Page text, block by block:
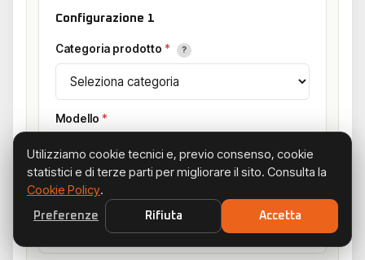
Configurazione 1
Categoria prodotto * ?
Modello *
Q.tà*
Utilizziamo cookie tecnici e, previo consenso, cookie
statistici e di terze parti per migliorare il sito. Consulta la
Cookie Policy.
Preferenze Rifiuta Accetta